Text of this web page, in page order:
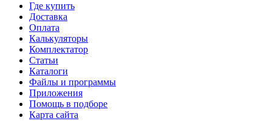
Где купить
Доставка
Оплата
Калькуляторы
Комплектатор
Статьи
Каталоги
Файлы и программы
Приложения
Помощь в подборе
Карта сайта